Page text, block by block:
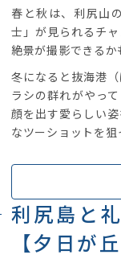
春と秋は、利尻山
士」が見られるチ
絶景が撮影できるか
冬になると抜海港
ラシの群れがやっ
顔を出す愛らしい
なツーショットを狙
利尻島と
【夕日が